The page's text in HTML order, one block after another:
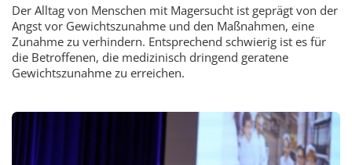
Der Alltag von Menschen mit Magersucht ist geprägt von der
Angst vor Gewichtszunahme und den Maßnahmen, eine
Zunahme zu verhindern. Entsprechend schwierig ist es für
die Betroffenen, die medizinisch dringend geratene
Gewichtszunahme zu erreichen.